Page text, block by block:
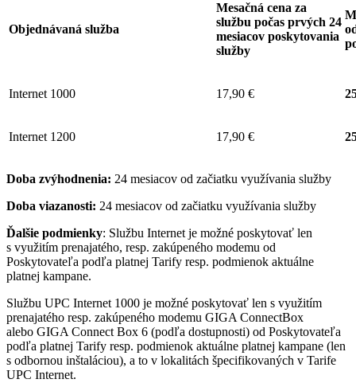
Objednávaná služba
Mesačná cena za
službu počas prvých 24
mesiacov poskytovania
služby
Internet 1000 17,90 €
Internet 1200 17,90 €
Doba zvýhodnenia: 24 mesiacov od začiatku využívania služby
Doba viazanosti: 24 mesiacov od začiatku využívania služby
Ďalšie podmienky: Službu Internet je možné poskytovať len
s využitím prenajatého, resp. zakúpeného modemu od
Poskytovateľa podľa platnej Tarify resp. podmienok aktuálne
platnej kampane.
Službu UPC Internet 1000 je možné poskytovať len s využitím
prenajatého resp. zakúpeného modemu GIGA ConnectBox
alebo GIGA Connect Box 6 (podľa dostupnosti) od Poskytovateľa
podľa platnej Tarify resp. podmienok aktuálne platnej kampane (len
s odbornou inštaláciou), a to v lokalitách špecifikovaných v Tarife
UPC Internet.